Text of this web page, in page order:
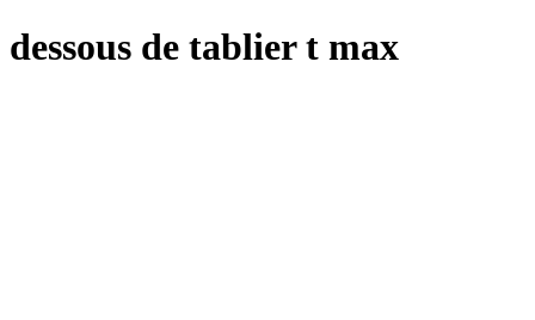
dessous de tablier t max